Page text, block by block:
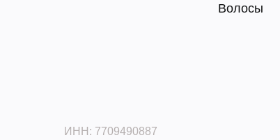
Волосы
ИНН: 7709490887